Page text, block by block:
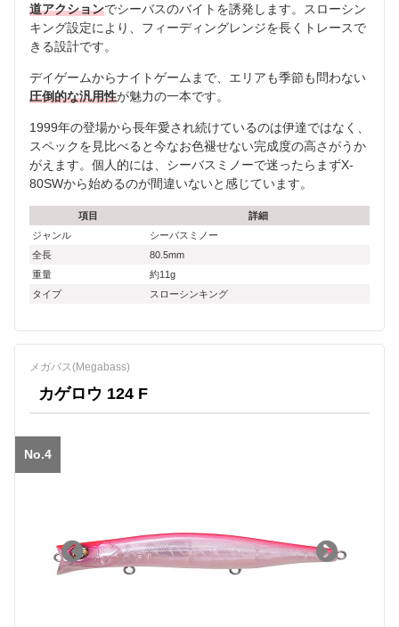
道アクションでシーバスのバイトを誘発します。スローシン
キング設定により、フィーディングレンジを長くトレースで
きる設計です。
デイゲームからナイトゲームまで、エリアも季節も問わない
圧倒的な汎用性が魅力の一本です。
1999年の登場から長年愛され続けているのは伊達ではなく、
スペックを見比べると今なお色褪せない完成度の高さがうか
がえます。個人的には、シーバスミノーで迷ったらまずX-
80SWから始めるのが間違いないと感じています。
項目
詳細
ジャンル
シーバスミノー
全長
80.5mm
重量
約11g
タイプ
スローシンキング
メガバス(Megabass)
カゲロウ 124 F
No.4